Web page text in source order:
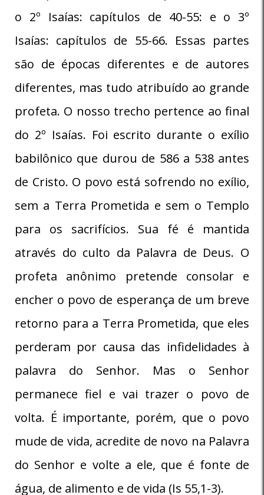
o 2º Isaías: capítulos de 40-55: e o 3º
Isaías: capítulos de 55-66. Essas partes
são de épocas diferentes e de autores
diferentes, mas tudo atribuído ao grande
profeta. O nosso trecho pertence ao final
do 2º Isaías. Foi escrito durante o exílio
babilônico que durou de 586 a 538 antes
de Cristo. O povo está sofrendo no exílio,
sem a Terra Prometida e sem o Templo
para os sacrifícios. Sua fé é mantida
através do culto da Palavra de Deus. O
profeta anônimo pretende consolar e
encher o povo de esperança de um breve
retorno para a Terra Prometida, que eles
perderam por causa das infidelidades à
palavra do Senhor. Mas o Senhor
permanece fiel e vai trazer o povo de
volta. É importante, porém, que o povo
mude de vida, acredite de novo na Palavra
do Senhor e volte a ele, que é fonte de
água, de alimento e de vida (Is 55,1-3).